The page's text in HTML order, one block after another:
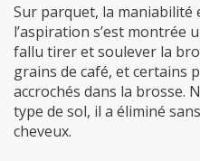
Sur parquet, la maniabilité
l’aspiration s’est montrée
fallu tirer et soulever la
grains de café, et certains
accrochés dans la brosse.
type de sol, il a éliminé
cheveux.